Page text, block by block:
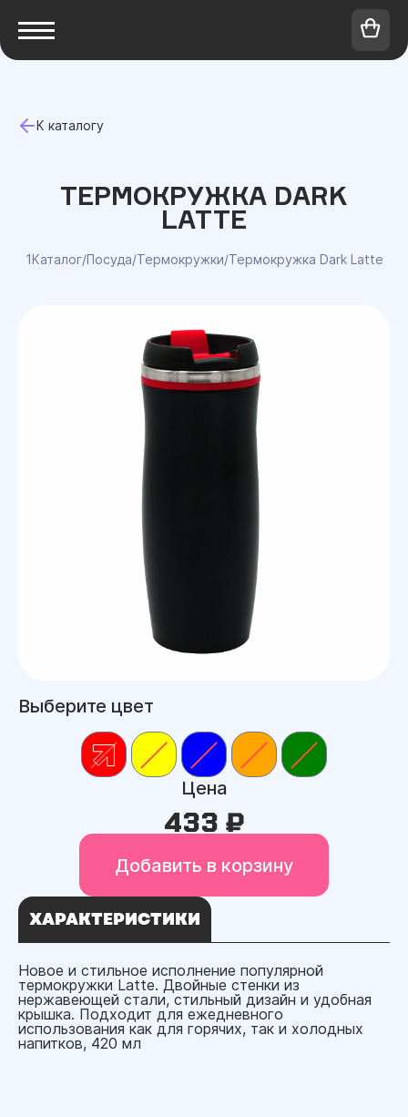
К каталогу
ТЕРМОКРУЖКА DARK
LATTE
1Каталог/Посуда/Термокружки/Термокружка Dark Latte
Выберите цвет
Цена
433 ₽
Добавить в корзину
ХАРАКТЕРИСТИКИ
Новое и стильное исполнение популярной
термокружки Latte. Двойные стенки из
нержавеющей стали, стильный дизайн и удобная
крышка. Подходит для ежедневного
использования как для горячих, так и холодных
напитков, 420 мл